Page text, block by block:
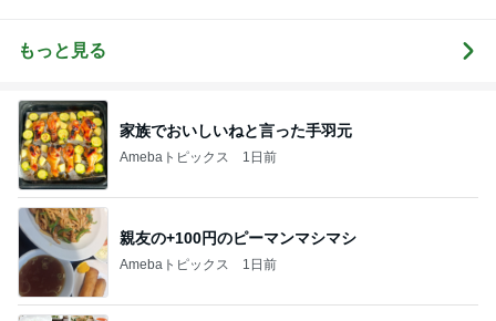
もっと見る
家族でおいしいねと言った手羽元
Amebaトピックス 1日前
親友の+100円のピーマンマシマシ
Amebaトピックス 1日前